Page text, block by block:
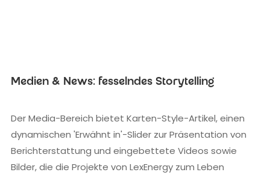
Medien & News: fesselndes Storytelling
Der Media-Bereich bietet Karten-Style-Artikel, einen
dynamischen 'Erwähnt in'-Slider zur Präsentation von
Berichterstattung und eingebettete Videos sowie
Bilder, die die Projekte von LexEnergy zum Leben